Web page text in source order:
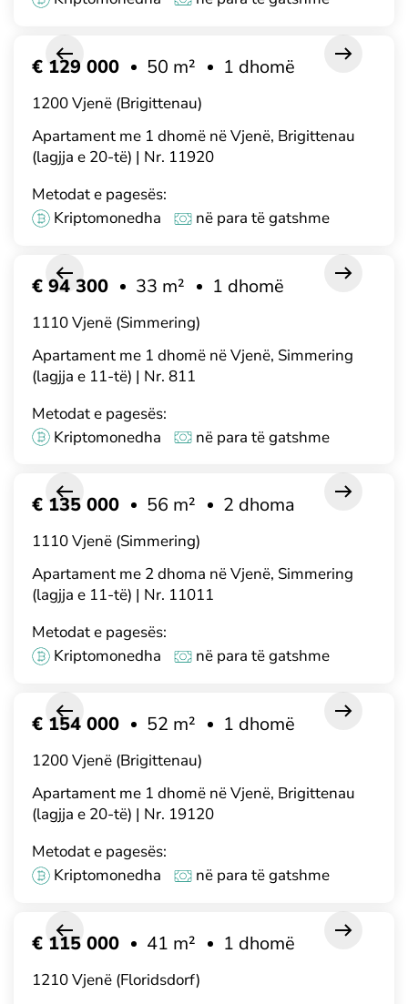
Apartament me 1 dhomë në Vjenë, Brigittenau
(lagjja e 20-të) | Nr. 11920
€ 129 000 50 m² 1 dhomë
1200 Vjenë (Brigittenau)
Metodat e pagesës:
Kriptomonedha
në para të gatshme
Apartament me 1 dhomë në Vjenë, Simmering
(lagjja e 11-të) | Nr. 811
€ 94 300 33 m² 1 dhomë
1110 Vjenë (Simmering)
Metodat e pagesës:
Kriptomonedha
në para të gatshme
Apartament me 2 dhoma në Vjenë, Simmering
(lagjja e 11-të) | Nr. 11011
€ 135 000 56 m² 2 dhoma
1110 Vjenë (Simmering)
Metodat e pagesës:
Kriptomonedha
në para të gatshme
Apartament me 1 dhomë në Vjenë, Brigittenau
(lagjja e 20-të) | Nr. 19120
€ 154 000 52 m² 1 dhomë
1200 Vjenë (Brigittenau)
Metodat e pagesës:
Kriptomonedha
në para të gatshme
€ 115 000 41 m² 1 dhomë
1210 Vjenë (Floridsdorf)